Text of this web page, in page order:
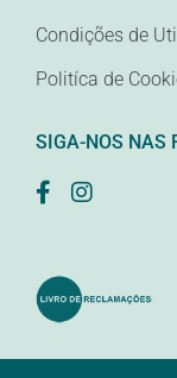
Condições de
Politíca de
SIGA-NOS NAS